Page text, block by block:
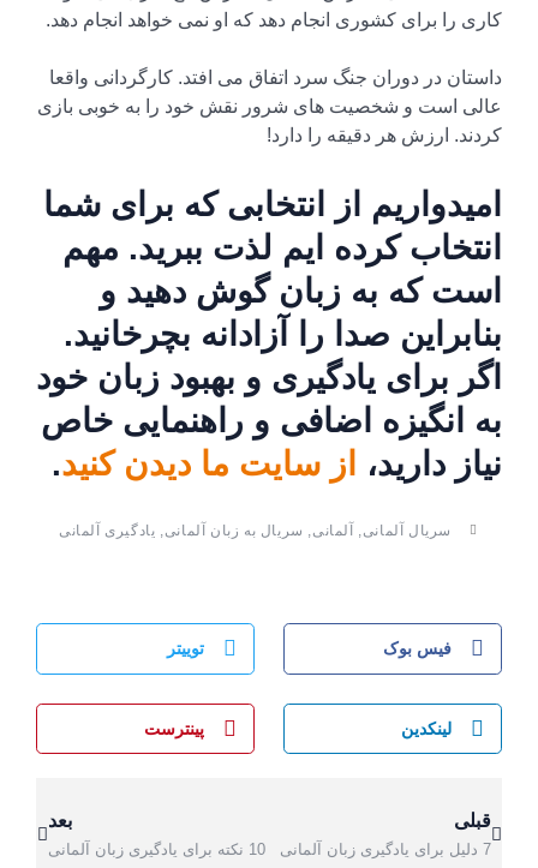
کاری را برای کشوری انجام دهد که او نمی خواهد انجام دهد.
داستان در دوران جنگ سرد اتفاق می افتد. کارگردانی واقعا
عالی است و شخصیت های شرور نقش خود را به خوبی بازی
کردند. ارزش هر دقیقه را دارد!
امیدواریم از انتخابی که برای شما
انتخاب کرده ایم لذت ببرید. مهم
است که به زبان گوش دهید و
بنابراین صدا را آزادانه بچرخانید.
اگر برای یادگیری و بهبود زبان خود
به انگیزه اضافی و راهنمایی خاص
نیاز دارید،
از سایت ما دیدن کنید.
سریال آلمانی آلمانی سریال به زبان آلمانی یادگیری آلمانی
فیس بوک توییتر
لینکدین پینترست
قبلی
7 دلیل برای یادگیری زبان آلمانی
بعد
10 نکته برای یادگیری زبان آلمانی